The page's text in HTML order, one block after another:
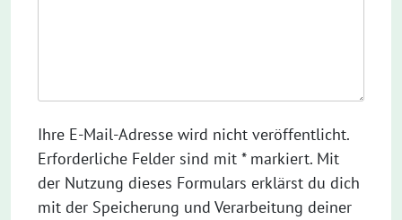
Ihre E-Mail-Adresse wird nicht veröffentlicht.
Erforderliche Felder sind mit * markiert. Mit
der Nutzung dieses Formulars erklärst du dich
mit der Speicherung und Verarbeitung deiner